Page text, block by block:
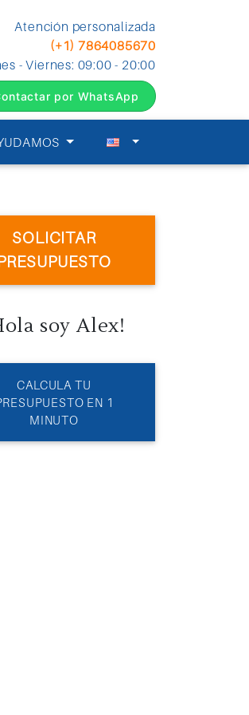
Atención personalizada
(+1) 7864085670
- Viernes: 09:00 - 20:00
por WhatsApp
SOLICITAR
soy Alex!
CALCULA TU
EN 1
MINUTO